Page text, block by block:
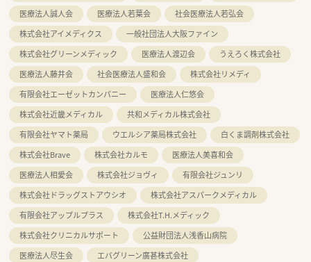
医療法人誠人会
医療法人若葉会
社会医療法人若弘会
株式会社アイメディクス
一般社団法人大阪ファイン
株式会社グリーンメディック
医療法人渡辺会
うえろく株式会社
医療法人藤井会
社会医療法人盛和会
株式会社リメディ
有限会社エーゼットカンパニー
医療法人仁悠会
株式会社近畿メディカル
共和メディカル株式会社
有限会社ヤマト薬局
ウエルシア薬局株式会社
白くま調剤株式会社
株式会社Brave
株式会社カルモ
医療法人美喜和会
医療法人相愛会
株式会社ジョヴィ
有限会社ジュンリ
株式会社ドラッグストアウシオ
株式会社アスパークメディカル
有限会社アップルプラス
株式会社T.H.メディック
株式会社クリニカルサポート
公益財団法人浅香山病院
医療法人尽生会
エバグリーン廣甚株式会社